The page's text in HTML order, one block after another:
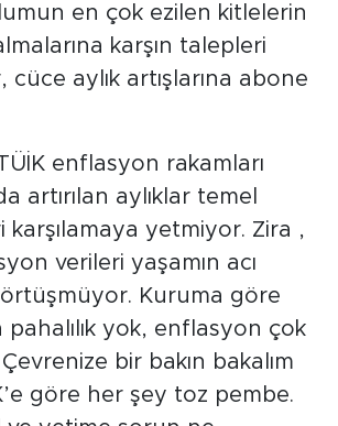
en çok ezilen kitlelerin
karşın talepleri
cüce aylık artışlarına abone
enflasyon rakamları
artırılan aylıklar temel
karşılamaya yetmiyor. Zira ,
verileri yaşamın acı
Kuruma göre
pahalılık yok, enflasyon çok
bir bakın bakalım
göre her şey toz pembe.